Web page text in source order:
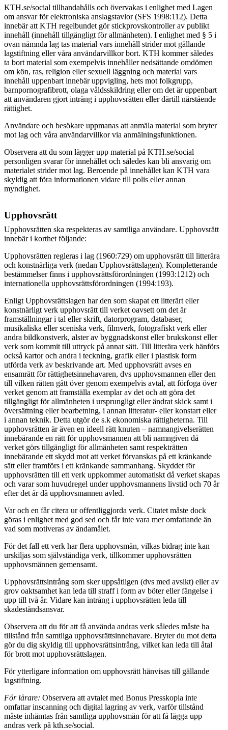
KTH.se/social tillhandahålls och övervakas i enlighet med Lagen
om ansvar för elektroniska anslagstavlor (SFS 1998:112). Detta
innebär att KTH regelbundet gör stickprovskontroller av publikt
innehåll (innehåll tillgängligt för allmänheten). I enlighet med § 5 i
ovan nämnda lag tas material vars innehåll strider mot gällande
lagstiftning eller våra användarvillkor bort. KTH kommer således
ta bort material som exempelvis innehåller nedsättande omdömen
om kön, ras, religion eller sexuell läggning och material vars
innehåll uppenbart innebär uppvigling, hets mot folkgrupp,
barnpornografibrott, olaga våldsskildring eller om det är uppenbart
att användaren gjort intrång i upphovsrätten eller därtill närstående
rättighet.
Användare och besökare uppmanas att anmäla material som bryter
mot lag och våra användarvillkor via anmälningsfunktionen.
Observera att du som lägger upp material på KTH.se/social
personligen svarar för innehållet och således kan bli ansvarig om
materialet strider mot lag. Beroende på innehållet kan KTH vara
skyldig att föra informationen vidare till polis eller annan
myndighet.
Upphovsrätt
Upphovsrätten ska respekteras av samtliga användare. Upphovsrätt
innebär i korthet följande:
Upphovsrätten regleras i lag (1960:729) om upphovsrätt till litterära
och konstnärliga verk (nedan Upphovsrättslagen). Kompletterande
bestämmelser finns i upphovsrättsförordningen (1993:1212) och
internationella upphovsrättsförordningen (1994:193).
Enligt Upphovsrättslagen har den som skapat ett litterärt eller
konstnärligt verk upphovsrätt till verket oavsett om det är
framställningar i tal eller skrift, datorprogram, databaser,
musikaliska eller sceniska verk, filmverk, fotografiskt verk eller
andra bildkonstverk, alster av byggnadskonst eller brukskonst eller
verk som kommit till uttryck på annat sätt. Till litterära verk hänförs
också kartor och andra i teckning, grafik eller i plastisk form
utförda verk av beskrivande art. Med upphovsrätt avses en
ensamrätt för rättighetsinnehavaren, dvs upphovsmannen eller den
till vilken rätten gått över genom exempelvis avtal, att förfoga över
verket genom att framställa exemplar av det och att göra det
tillgängligt för allmänheten i ursprungligt eller ändrat skick samt i
översättning eller bearbetning, i annan litteratur- eller konstart eller
i annan teknik. Detta utgör de s.k ekonomiska rättigheterna. Till
upphovsrätten är även en ideell rätt knuten – namnangivelserätten
innebärande en rätt för upphovsmannen att bli namngiven då
verket görs tillgängligt för allmänheten samt respekträtten
innebärande ett skydd mot att verket förvanskas på ett kränkande
sätt eller framförs i ett kränkande sammanhang. Skyddet för
upphovsrätten till ett verk uppkommer automatiskt då verket skapas
och varar som huvudregel under upphovsmannens livstid och 70 år
efter det år då upphovsmannen avled.
Var och en får citera ur offentliggjorda verk. Citatet måste dock
göras i enlighet med god sed och får inte vara mer omfattande än
vad som motiveras av ändamålet.
För det fall ett verk har flera upphovsmän, vilkas bidrag inte kan
urskiljas som självständiga verk, tillkommer upphovsrätten
upphovsmännen gemensamt.
Upphovsrättsintrång som sker uppsåtligen (dvs med avsikt) eller av
grov oaktsamhet kan leda till straff i form av böter eller fängelse i
upp till två år. Vidare kan intrång i upphovsrätten leda till
skadeståndsansvar.
Observera att du för att få använda andras verk således måste ha
tillstånd från samtliga upphovsrättsinnehavare. Bryter du mot detta
gör du dig skyldig till upphovsrättsintrång, vilket kan leda till åtal
för brott mot upphovsrättslagen.
För ytterligare information om upphovsrätt hänvisas till gällande
lagstiftning.
För lärare: Observera att avtalet med Bonus Presskopia inte
omfattar inscanning och digital lagring av verk, varför tillstånd
måste inhämtas från samtliga upphovsmän för att få lägga upp
andras verk på kth.se/social.